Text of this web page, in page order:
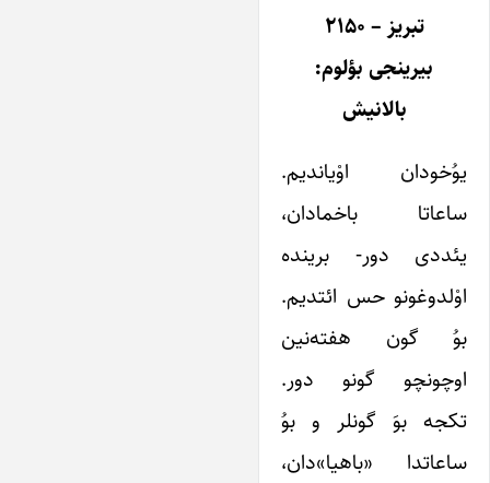
تبریز – ۲۱۵۰
بیرینجی بؤلوم:
بالانیش
یوُخودان اوْیاندیم.
ساعاتا باخمادان،
یئددی دور- برینده
اوْلدوغونو حس ائتدیم.
بوُ گون هفته‌نین
اوچونچو گونو دور.
تکجه بوَ گونلر و بوُ
ساعاتدا «باهیا»دان،